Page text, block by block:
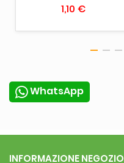
1,10 €
WhatsApp
INFORMAZIONE NEGOZIO